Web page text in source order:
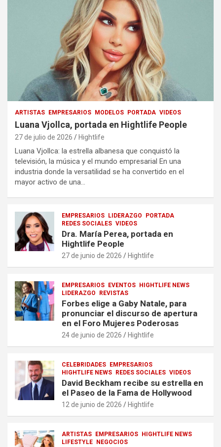
ARTISTAS EMPRESARIOS MODELOS PORTADA VIDEOS
Luana Vjollca, portada en Hightlife People
27 de julio de 2026 Hightlife
Luana Vjollca: la estrella albanesa que conquistó la
televisión, la música y el mundo empresarial En una
industria donde la versatilidad se ha convertido en el
mayor activo de una…
EMPRESARIOS LIDERAZGO
PORTADA
REDES SOCIALES VIDEOS
Dra. María Perea, portada en
Hightlife People
27 de junio de 2026 Hightlife
EMPRESARIOS EVENTOS
HIGHTLIFE NEWS
LIDERAZGO
REVISTAS
Forbes elige a Gaby Natale, para
pronunciar el discurso de apertura
en el Foro Mujeres Poderosas
24 de junio de 2026 Hightlife
CELEBRIDADES
EMPRESARIOS
HIGHTLIFE NEWS
REDES SOCIALES VIDEOS
David Beckham recibe su estrella en
el Paseo de la Fama de Hollywood
12 de junio de 2026 Hightlife
ARTISTAS EMPRESARIOS
HIGHTLIFE NEWS
LIFESTYLE
NEGOCIOS